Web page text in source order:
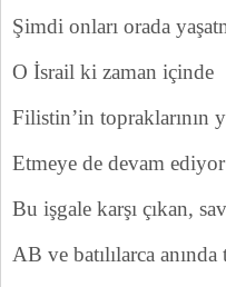
Şimdi onları orada
O İsrail ki zaman içinde
Filistin’in topraklarının
Etmeye de devam ediyor
Bu işgale karşı çıkan,
AB ve batılılarca